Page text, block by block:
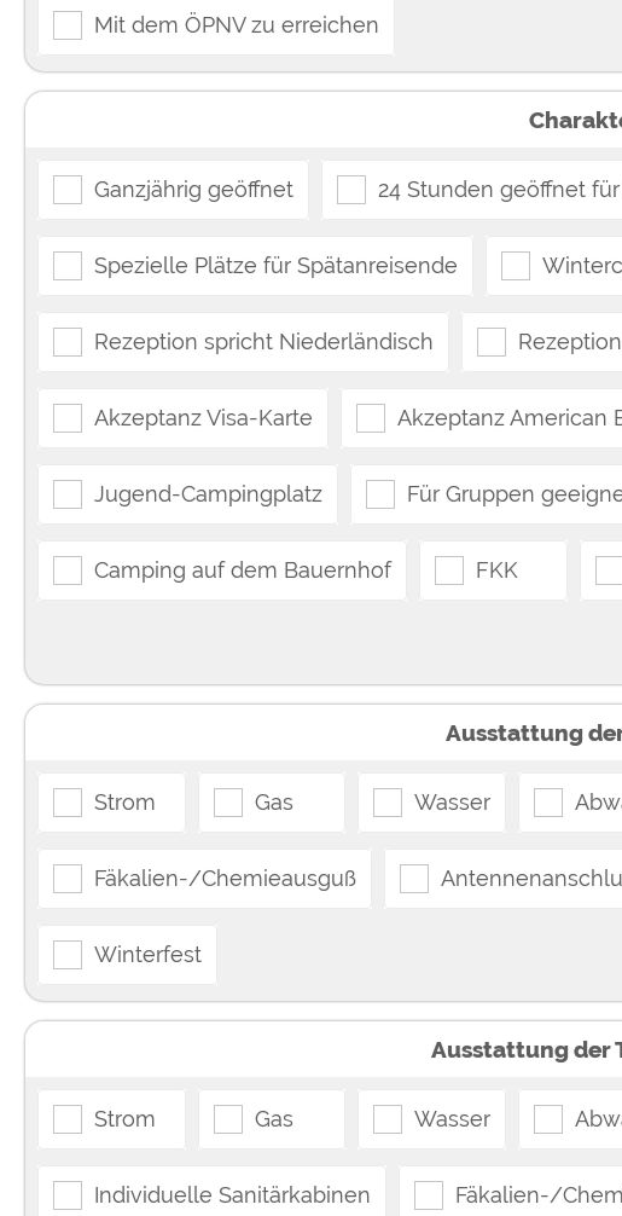
Mit dem ÖPNV zu erreichen
Ganzjährig geöffnet 24 Stunden geöffnet
Spezielle Plätze für Spätanreisende
Rezeption spricht Niederländisch
Akzeptanz Visa-Karte Akzeptanz American
Jugend-Campingplatz Für Gruppen
Camping auf dem Bauernhof FKK
Ausstattung
Strom Gas Wasser
Fäkalien-/Chemieausguß
Winterfest
Ausstattung der
Strom Gas Wasser
Individuelle Sanitärkabinen Fäkalien-/